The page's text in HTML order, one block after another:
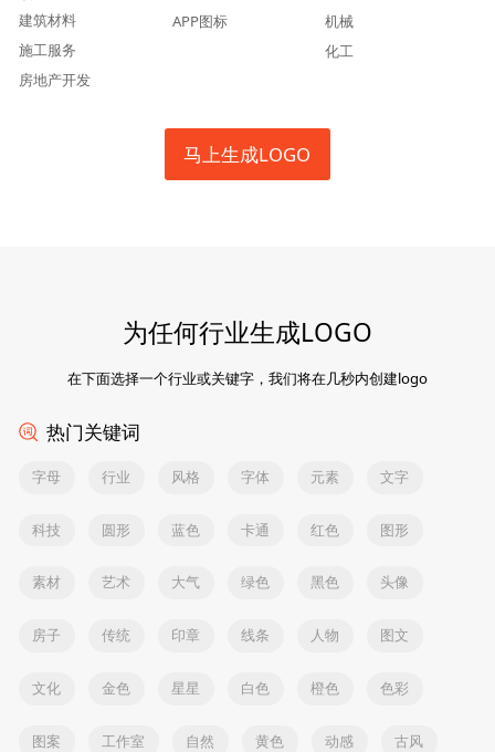
建筑材料
施工服务
房地产开发
APP图标
机械
化工
马上生成LOGO
为任何行业生成LOGO
在下面选择一个行业或关键字，我们将在几秒内创建logo
热门关键词
字母 行业 风格 字体 元素 文字
科技 圆形 蓝色 卡通 红色 图形
素材 艺术 大气 绿色 黑色 头像
房子 传统 印章 线条 人物 图文
文化 金色 星星 白色 橙色 色彩
图案 工作室 自然 黄色 动感 古风